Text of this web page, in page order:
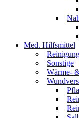
Med. Hilfsmittel
Sonstige
Wärme-